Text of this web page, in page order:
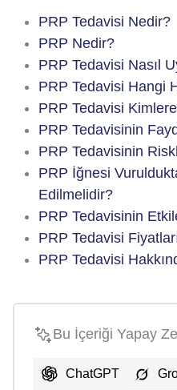
PRP Tedavisi Nedir?
PRP Nedir?
PRP Tedavisi Nasıl
PRP Tedavisi Hangi
PRP Tedavisi
PRP Tedavisinin
PRP Tedavisinin
PRP İğnesi
Edilmelidir?
PRP Tedavisinin
PRP Tedavisi
PRP Tedavisi
Bu İçeriği Yapay
ChatGPT